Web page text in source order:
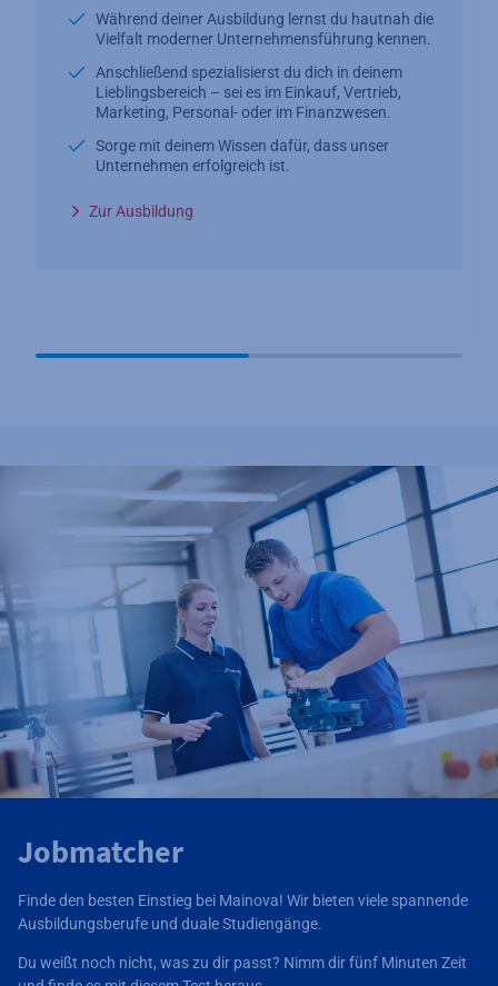
Während deiner Ausbildung lernst du hautnah die
Vielfalt moderner Unternehmensführung kennen.
Anschließend spezialisierst du dich in deinem
Lieblingsbereich – sei es im Einkauf, Vertrieb,
Marketing, Personal- oder im Finanzwesen.
Sorge mit deinem Wissen dafür, dass unser
Unternehmen erfolgreich ist.
Zur Ausbildung
Jobmatcher
Finde den besten Einstieg bei Mainova! Wir bieten viele spannende
Ausbildungsberufe und duale Studiengänge.
Du weißt noch nicht, was zu dir passt? Nimm dir fünf Minuten Zeit